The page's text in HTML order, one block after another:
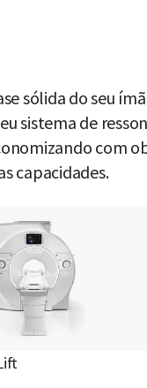
sólida do seu
sistema de
com
capacidades.